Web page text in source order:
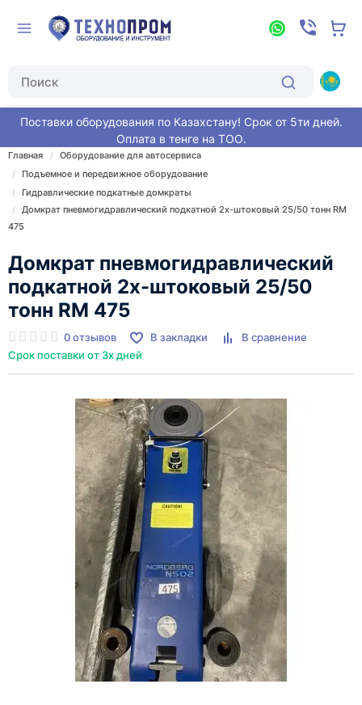
Поставки оборудования по Казахстану! Срок от 5ти дней.
Оплата в тенге на ТОО.
Главная
Оборудование для автосервиса
Подъемное и передвижное оборудование
Гидравлические подкатные домкраты
Домкрат пневмогидравлический подкатной 2х-штоковый 25/50 тонн RM
475
Домкрат пневмогидравлический
подкатной 2х-штоковый 25/50
тонн RM 475
0 отзывов В закладки
В сравнение
Срок поставки от 3х дней